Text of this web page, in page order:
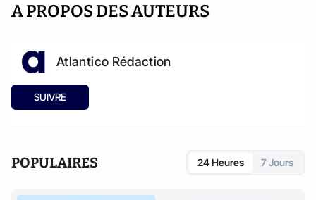
A PROPOS DES AUTEURS
Atlantico Rédaction
SUIVRE
POPULAIRES 24 Heures 7 Jours